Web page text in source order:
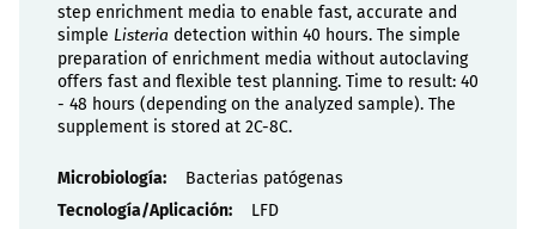
step enrichment media to enable fast, accurate and
simple Listeria detection within 40 hours. The simple
preparation of enrichment media without autoclaving
offers fast and flexible test planning. Time to result: 40
- 48 hours (depending on the analyzed sample). The
supplement is stored at 2C-8C.
Propiedades
Bacterias patógenas
LFD